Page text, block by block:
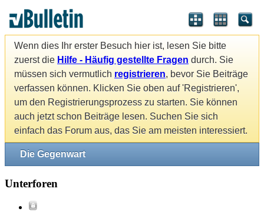
Wenn dies Ihr erster Besuch hier ist, lesen Sie bitte
zuerst die Hilfe - Häufig gestellte Fragen durch. Sie
müssen sich vermutlich registrieren, bevor Sie Beiträge
verfassen können. Klicken Sie oben auf 'Registrieren',
um den Registrierungsprozess zu starten. Sie können
auch jetzt schon Beiträge lesen. Suchen Sie sich
einfach das Forum aus, das Sie am meisten interessiert.
Die Gegenwart
Unterforen